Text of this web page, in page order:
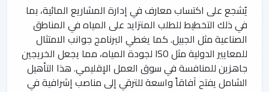
يُشجع على اكتساب معارف في إدارة المشاريع المائية، بما
في ذلك التخطيط للطلب المتزايد على المياه في المناطق
الصناعية مثل الجبيل. كما يغطي البرنامج جوانب الامتثال
للمعايير الدولية مثل ISO لجودة المياه، مما يجعل الخريجين
جاهزين للمنافسة في سوق العمل الإقليمي. هذا التأهيل
الشامل يفتح آفاقاً واسعة للترقي إلى مناصب إشرافية في